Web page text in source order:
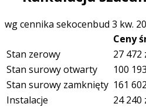
wg cennika sekocenbud 3 kw.
Ceny
Stan zerowy
27 472
Stan surowy otwarty
100 193
Stan surowy zamknięty 161 602
Instalacje
24 240